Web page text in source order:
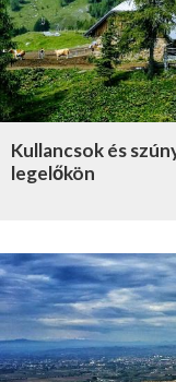
Kullancsok és
legelőkön